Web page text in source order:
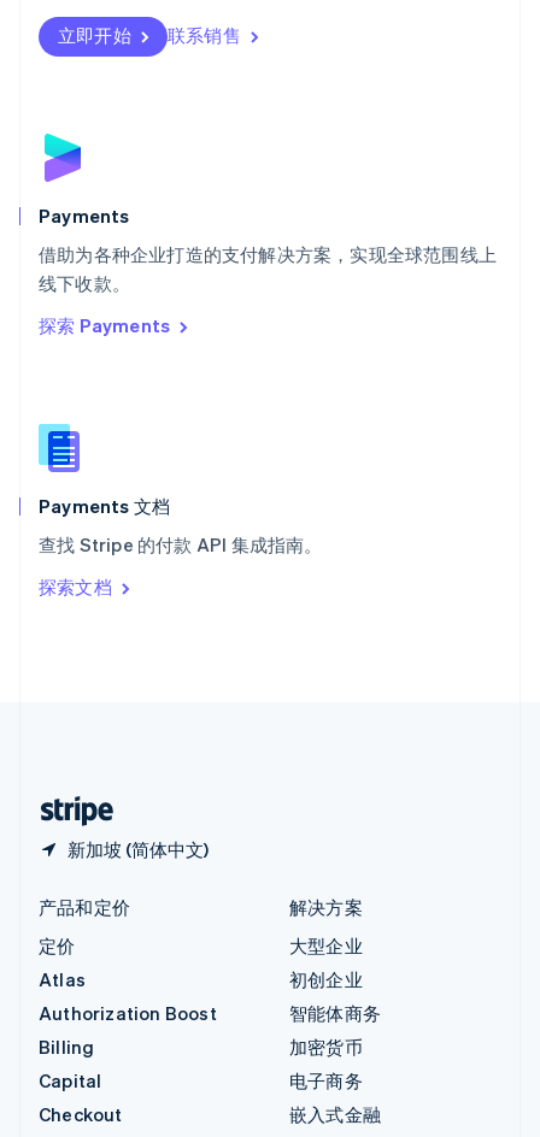
立即开始 联系销售
Payments
借助为各种企业打造的支付解决方案，实现全球范围线上
线下收款。
探索 Payments
Payments 文档
查找 Stripe 的付款 API 集成指南。
探索文档
新加坡 (简体中文)
瑞士
DeutschFrançais
English
斯洛文尼亚
泰国
ไทยEnglish
希腊
English
西班牙
新西兰
English
匈牙利
English
ItalianoEnglish
印度
English
产品和定价
定价
Atlas
Authorization Boost
Billing
Capital
Checkout
解决方案
大型企业
初创企业
智能体商务
加密货币
电子商务
嵌入式金融